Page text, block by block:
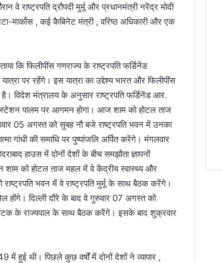
वे राष्ट्रपति द्रौपदी मुर्मू और प्रधानमंत्री नरेंद्र मोदी
मार्कोस , कई कैबिनेट मंत्री , वरिष्ठ अधिकारी और एक
कि फिलीपींस गणराज्य के राष्ट्रपति फर्डिनेंड
पर रहेंगे। इस यात्रा का उद्देश्य भारत और फिलीपींस
है। विदेश मंत्रालय के अनुसार राष्ट्रपति फर्डिनेंड आर.
स्टेशन पालम पर आगमन होगा। आज शाम को होटल ताज
05 अगस्त को सुबह नौ बजे राष्ट्रपति भवन में उनका
गांधी की समाधि पर पुष्पांजलि अर्पित करेंगे। मंगलवार
हाउस में दोनों देशों के बीच समझौता ज्ञापनों
को होटल ताज महल में वे केंद्रीय स्वास्थ्य और
भवन में वे राष्ट्रपति मुर्मू के साथ बैठक करेंगे।
होंगे। दिल्ली दौरे के बाद वे गुरुवार 07 अगस्त को
के राज्यपाल के साथ बैठक करेंगे। इसके बाद शुक्रवार
हुई थी। पिछले कुछ वर्षों में दोनों देशों ने व्यापार ,